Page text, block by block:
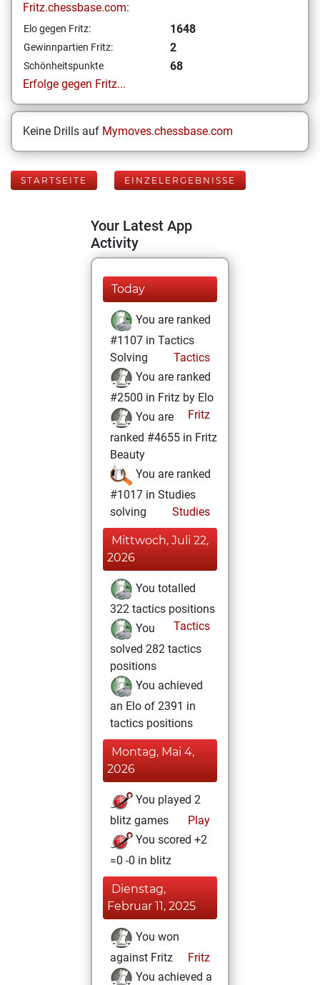
Fritz.chessbase.com:
Elo gegen Fritz: 1648
Gewinnpartien Fritz: 2
Schönheitspunkte
68
Erfolge gegen Fritz...
Keine Drills auf Mymoves.chessbase.com
STARTSEITE EINZELERGEBNISSE
Your Latest App
Activity
Today
You are ranked
#1107 in Tactics
Solving
Tactics
You are ranked
#2500 in Fritz by Elo
Fritz
You are
ranked #4655 in Fritz
Beauty
You are ranked
#1017 in Studies
solving
Studies
Mittwoch, Juli 22,
2026
You totalled
322 tactics positions
Tactics
You
solved 282 tactics
positions
You achieved
an Elo of 2391 in
tactics positions
Montag, Mai 4,
2026
You played 2
blitz games
Play
You scored +2
=0 -0 in blitz
Dienstag,
Februar 11, 2025
You won
against Fritz
Fritz
You achieved a